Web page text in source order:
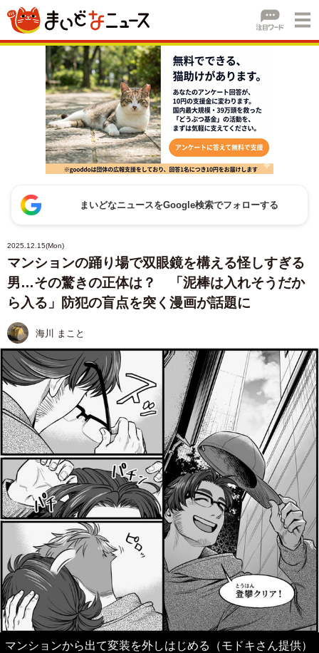
まいどなニュースをGoogle検索でフォローする
2025.12.15(Mon)
マンションの踊り場で双眼鏡を構える怪しすぎる
男…その驚きの正体は？ 「泥棒は入れそうだか
ら入る」防犯の盲点を突く漫画が話題に
海川 まこと
マンションから出て変装を外しはじめる（モドキさん提供）